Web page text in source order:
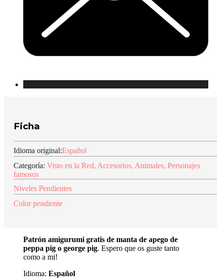
Ficha
Idioma original:Español
Categoría: Visto en la Red, Accesorios, Animales, Personajes
famosos
Niveles Pendientes
Color pendiente
Patrón amigurumi gratis de manta de apego de
peppa pig o george pig. Espero que os guste tanto
como a mi!
Idioma: Español